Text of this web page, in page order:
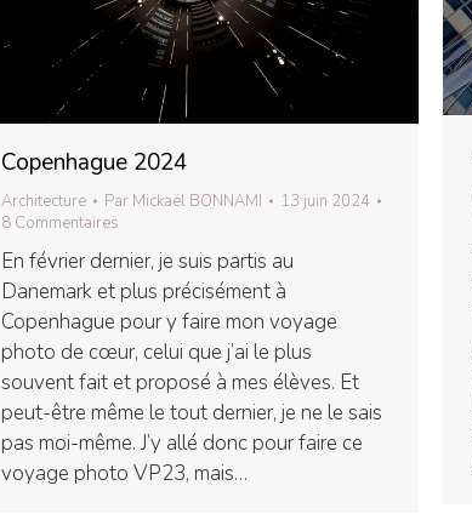
Copenhague 2024
Architecture Par Mickaël BONNAMI
13 juin 2024
8 Commentaires
En février dernier, je suis partis au
Danemark et plus précisément à
Copenhague pour y faire mon voyage
photo de cœur, celui que j’ai le plus
souvent fait et proposé à mes élèves. Et
peut-être même le tout dernier, je ne le sais
pas moi-même. J’y allé donc pour faire ce
voyage photo VP23, mais…